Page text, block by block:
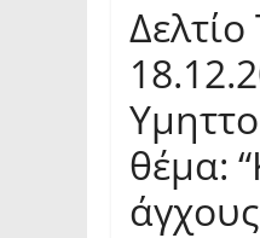
θέμα: